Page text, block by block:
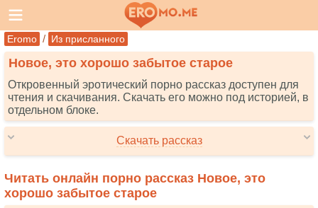
Eromo / Из присланного
Новое, это хорошо забытое старое
Откровенный эротический порно рассказ доступен для
чтения и скачивания. Скачать его можно под историей, в
отдельном блоке.
Скачать рассказ
Читать онлайн порно рассказ Новое, это
хорошо забытое старое